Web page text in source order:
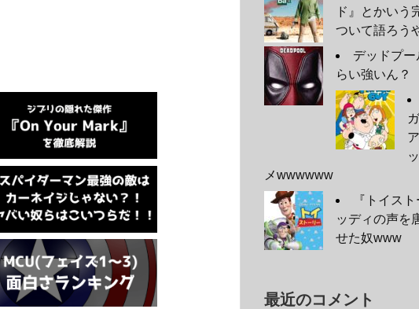
ド』とかいう
ついて語ろう
デッドプー
らい強いん？
メwwwwww
『トイス
ッディの声を
せた奴www
最近のコメント